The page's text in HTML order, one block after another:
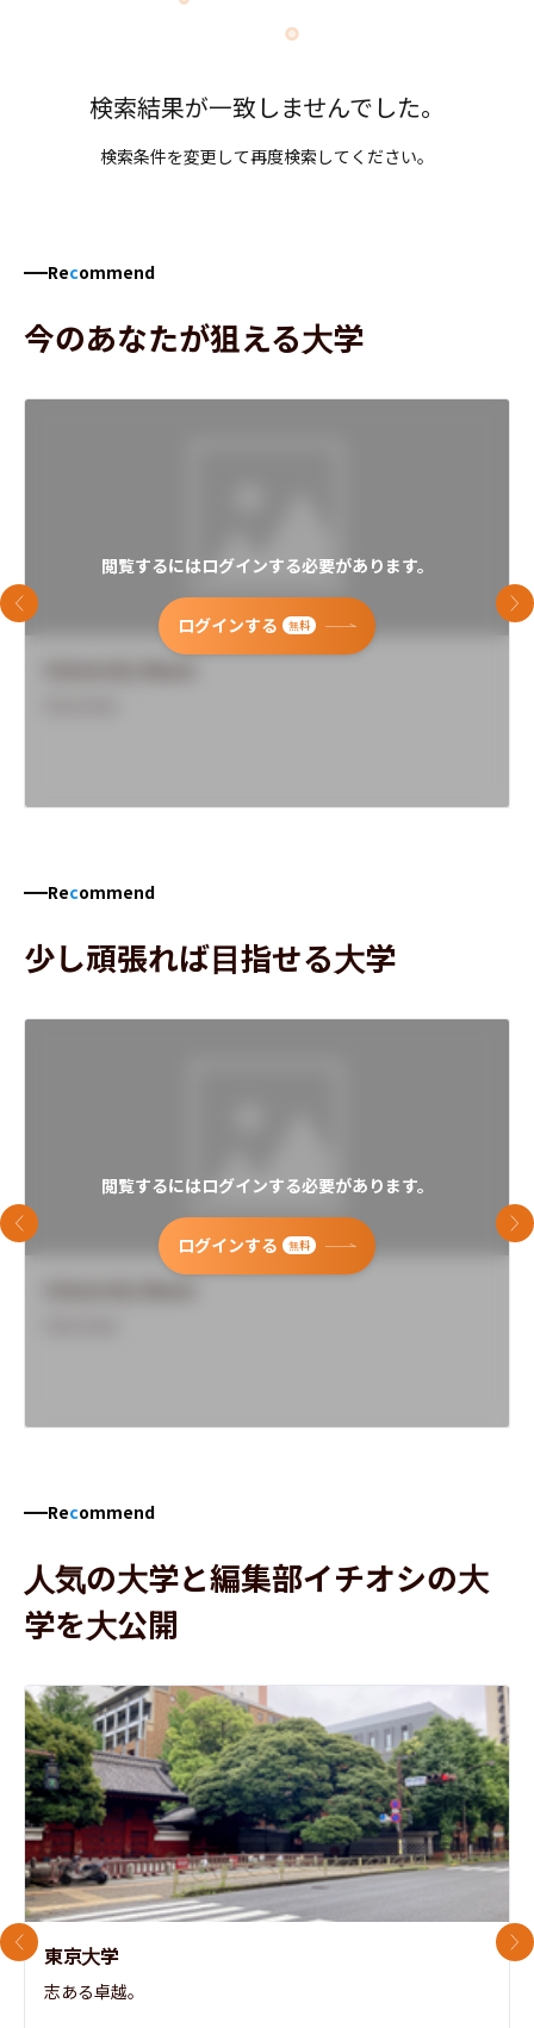
検索結果が一致しませんでした。
検索条件を変更して再度検索してください。
Recommend
今のあなたが狙える大学
閲覧するにはログインする必要があります。
ログインする 無料
前のスライド 次
Recommend
少し頑張れば目指せる大学
閲覧するにはログインする必要があります。
ログインする 無料
前のスライド 次
Recommend
人気の大学と編集部イチオシの大
学を大公開
東京大学
志ある卓越。
前のスライド 次